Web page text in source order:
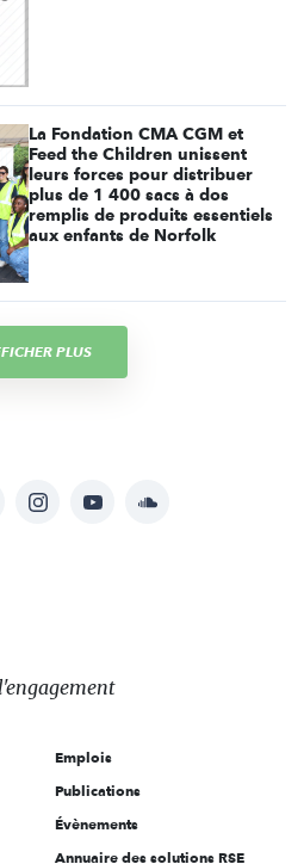
La Fondation CMA CGM et
Feed the Children unissent
leurs forces pour distribuer
plus de 1 400 sacs à dos
remplis de produits essentiels
aux enfants de Norfolk
PLUS
InstagramYouTubeSoundcloud
Emplois
Publications
Évènements
Annuaire des solutions RSE